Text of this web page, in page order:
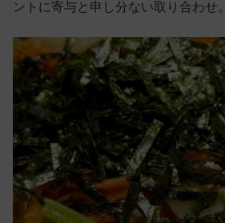
ントに寄与と申し分ない取り合わせ。